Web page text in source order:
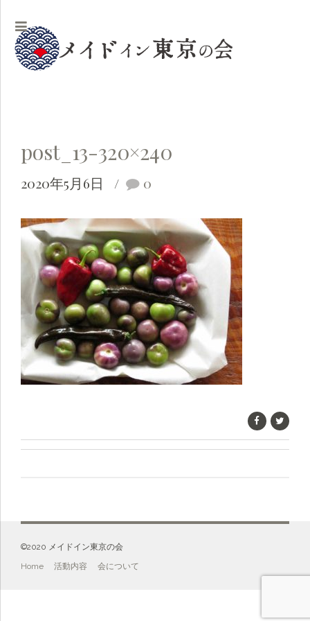
post_13-320×240
2020年5月6日 0
©️2020 メイドイン東京の会
Home 活動内容 会について